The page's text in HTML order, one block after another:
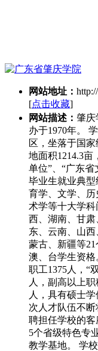
网站地址：
[点击收藏]
网站描述： 肇庆
办于1970年。
区，坐落于国
地面积1214.3
单位”、“广东省
毕业生就业典
育学、文学、
术学等十大学
西、湖南、甘
东、云南、山
蒙古、新疆等21
澳、台学生资格
职工1375人，“
人，副高以上
人，具有硕士
次人才队伍不
聘担任学校的客
5个省级特色专
教学基地。 学